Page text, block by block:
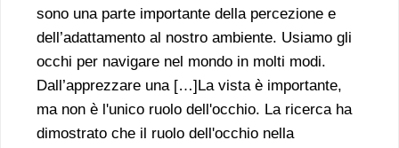
sono una parte importante della percezione e
dell’adattamento al nostro ambiente. Usiamo gli
occhi per navigare nel mondo in molti modi.
Dall’apprezzare una […]La vista è importante,
ma non è l'unico ruolo dell'occhio. La ricerca ha
dimostrato che il ruolo dell'occhio nella